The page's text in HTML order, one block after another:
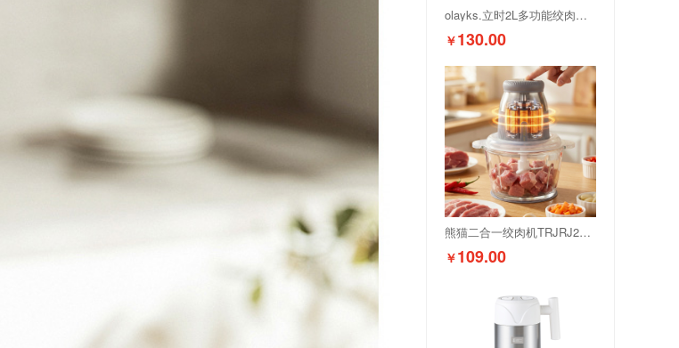
olayks.立时2L多功能绞肉机OLK-LP-21
￥130.00
熊猫二合一绞肉机TRJRJ2L02
￥109.00